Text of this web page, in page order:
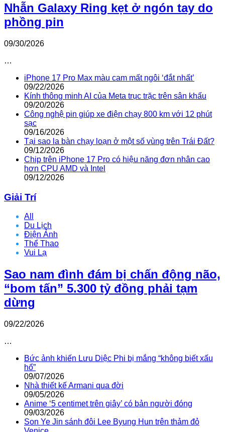
Nhẫn Galaxy Ring kẹt ở ngón tay do
phồng pin
09/30/2026
…
iPhone 17 Pro Max màu cam mất ngôi ‘đắt nhất’
09/22/2026
Kính thông minh AI của Meta trục trặc trên sân khấu
09/20/2026
Công nghệ pin giúp xe điện chạy 800 km với 12 phút
sạc
09/16/2026
Tại sao la bàn chạy loạn ở một số vùng trên Trái Đất?
09/12/2026
Chip trên iPhone 17 Pro có hiệu năng đơn nhân cao
hơn CPU AMD và Intel
09/12/2026
Giải Trí
All
Du Lịch
Điện Ảnh
Thể Thao
Vui Lạ
Sao nam đình đám bị chấn động não,
“bom tấn” 5.300 tỷ đồng phải tạm
dừng
09/22/2026
…
Bức ảnh khiến Lưu Diệc Phi bị mắng “không biết xấu
hổ”
09/07/2026
Nhà thiết kế Armani qua đời
09/05/2026
Anime ‘5 centimet trên giây’ có bản người đóng
09/03/2026
Son Ye Jin sánh đôi Lee Byung Hun trên thảm đỏ